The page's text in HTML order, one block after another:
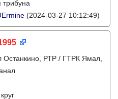
трибуна
(2024-03-27 10:12:49)
Останкино, РТР / ГТРК Ямал,